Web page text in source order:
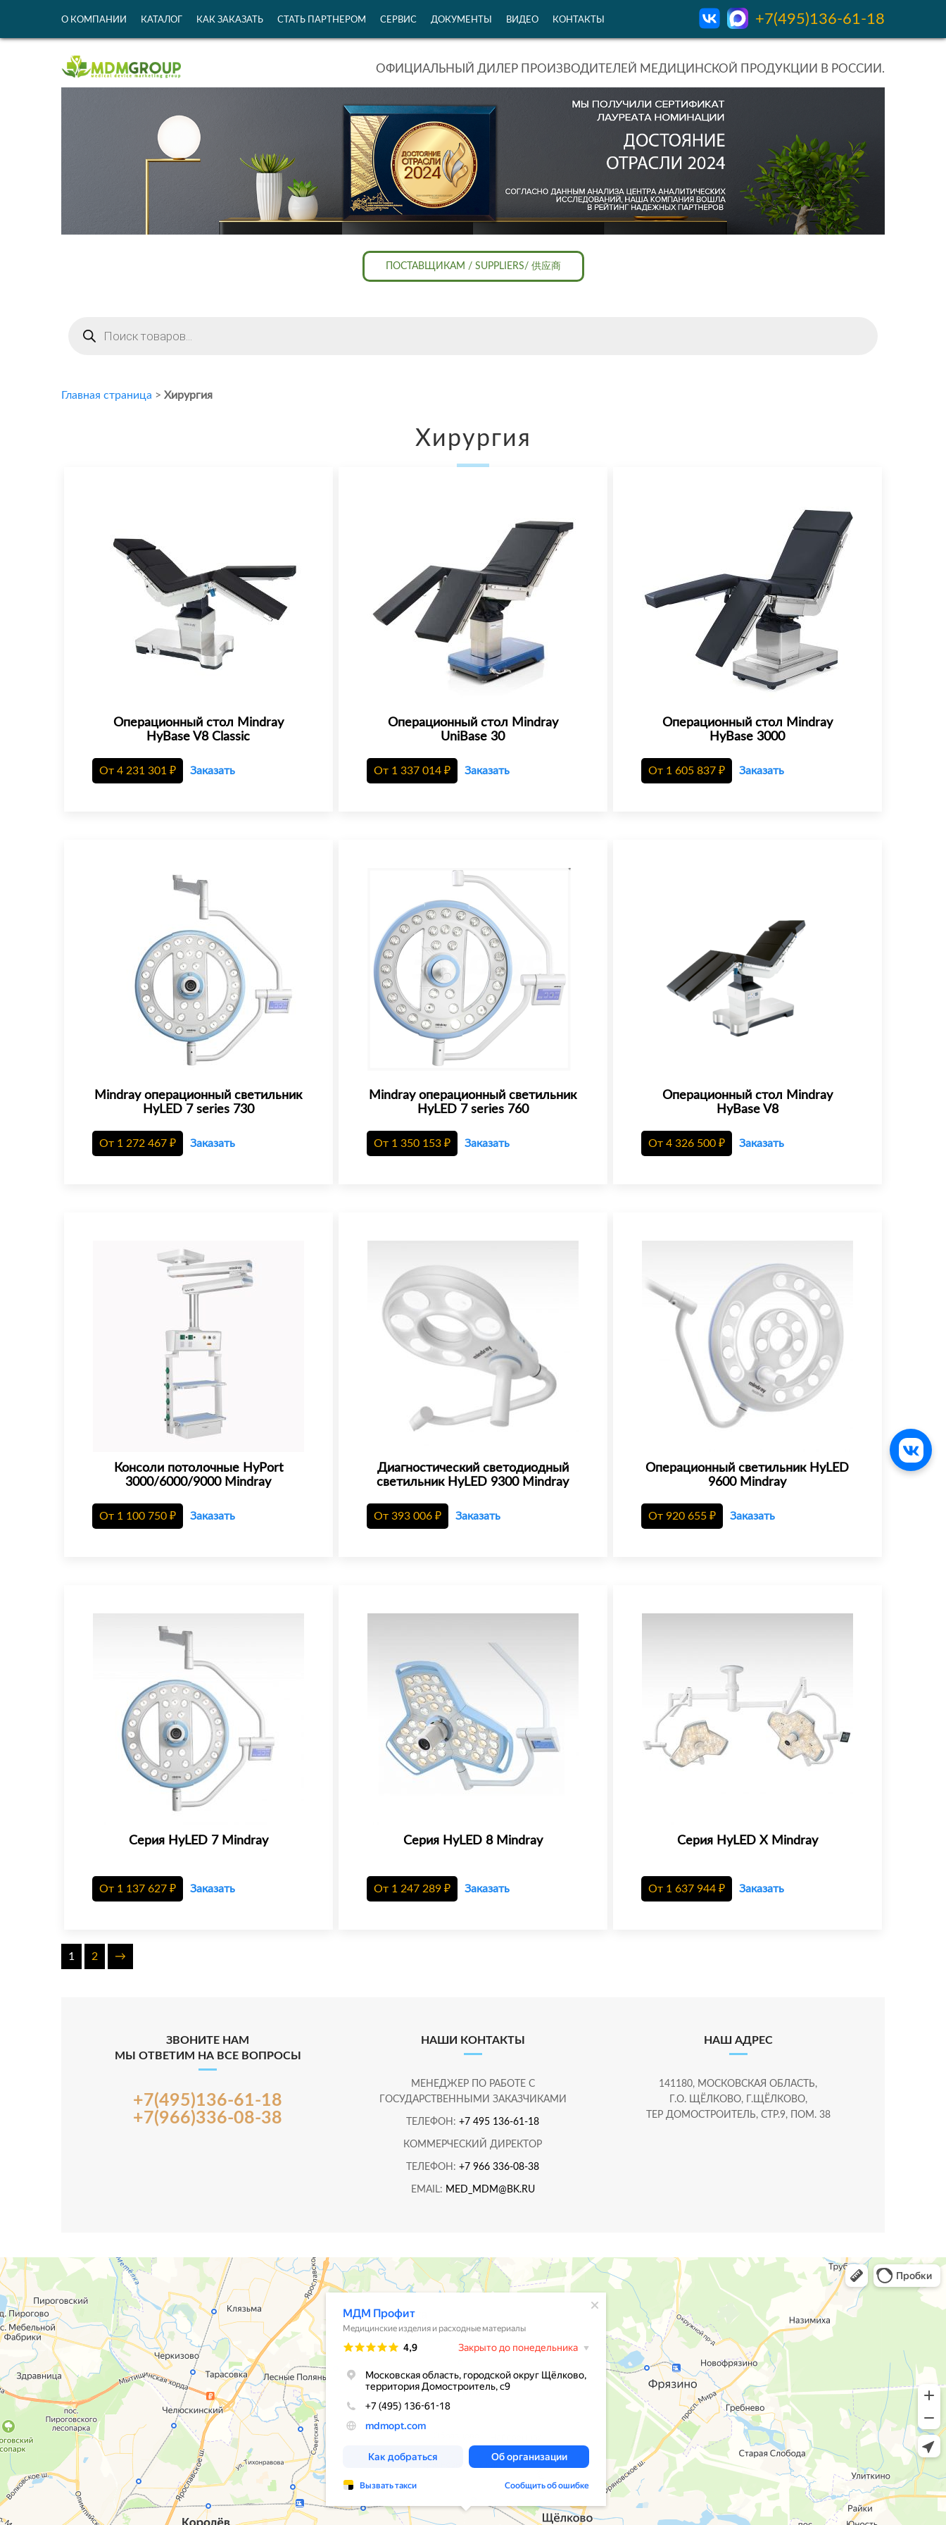
О КОМПАНИИ КАТАЛОГ КАК ЗАКАЗАТЬ СТАТЬ ПАРТНЕРОМ СЕРВИС ДОКУМЕНТЫ ВИДЕО КОНТАКТЫ +7(495)136-61-18
ОФИЦИАЛЬНЫЙ ДИЛЕР ПРОИЗВОДИТЕЛЕЙ МЕДИЦИНСКОЙ ПРОДУКЦИИ В РОССИИ.
ПОСТАВЩИКАМ / SUPPLIERS/ 供应商
товаров
Главная страница > Хирургия
Хирургия
Операционный стол Mindray
HyBase V8 Classic
От 4 231 301 ₽ Заказать
Операционный стол Mindray
UniBase 30
От 1 337 014 ₽ Заказать
Операционный стол Mindray
HyBase 3000
От 1 605 837 ₽ Заказать
Mindray операционный светильник
HyLED 7 series 730
От 1 272 467 ₽ Заказать
Mindray операционный светильник
HyLED 7 series 760
От 1 350 153 ₽ Заказать
Операционный стол Mindray
HyBase V8
От 4 326 500 ₽ Заказать
Консоли потолочные HyPort
3000/6000/9000 Mindray
От 1 100 750 ₽ Заказать
Диагностический светодиодный
светильник HyLED 9300 Mindray
От 393 006 ₽ Заказать
Операционный светильник HyLED
9600 Mindray
От 920 655 ₽ Заказать
Серия HyLED 7 Mindray
От 1 137 627 ₽ Заказать
Серия HyLED 8 Mindray
От 1 247 289 ₽ Заказать
Серия HyLED X Mindray
От 1 637 944 ₽ Заказать
1 2 →
ЗВОНИТЕ НАМ
МЫ ОТВЕТИМ НА ВСЕ ВОПРОСЫ
+7(495)136-61-18
+7(966)336-08-38
НАШИ КОНТАКТЫ
МЕНЕДЖЕР ПО РАБОТЕ С
ГОСУДАРСТВЕННЫМИ ЗАКАЗЧИКАМИ
ТЕЛЕФОН:+7 495 136-61-18
КОММЕРЧЕСКИЙ ДИРЕКТОР
ТЕЛЕФОН:+7 966 336-08-38
EMAIL: MED_MDM@BK.RU
НАШ АДРЕС
141180, МОСКОВСКАЯ ОБЛАСТЬ,
Г.О. ЩЁЛКОВО, Г.ЩЁЛКОВО,
ТЕР ДОМОСТРОИТЕЛЬ, СТР.9, ПОМ. 38